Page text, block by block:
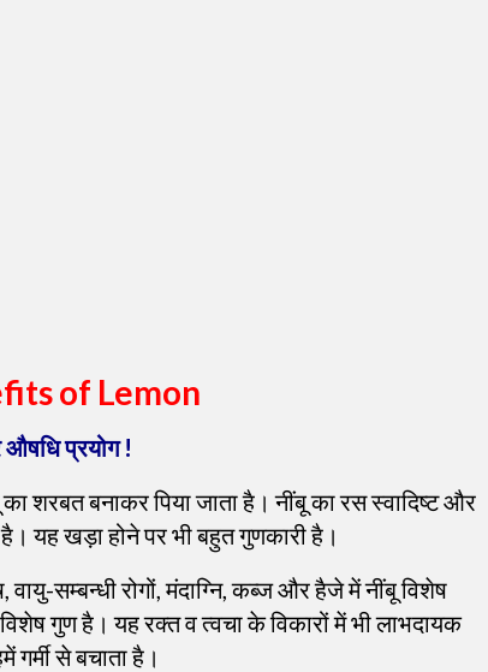
of Lemon
प्रयोग !
शरबत बनाकर पिया जाता है। नींबू का रस स्वादिष्ट और
यह खड़ा होने पर भी बहुत गुणकारी है।
सम्बन्धी रोगों, मंदाग्नि, कब्ज और हैजे में नींबू विशेष
गुण है। यह रक्त व त्वचा के विकारों में भी लाभदायक
से बचाता है।